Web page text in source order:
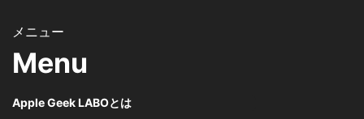
Menu
Apple Geek LABOとは